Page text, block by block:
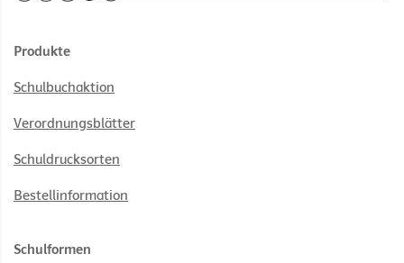
Produkte
Schulbuchaktion
Verordnungsblätter
Schuldrucksorten
Bestellinformation
Schulformen